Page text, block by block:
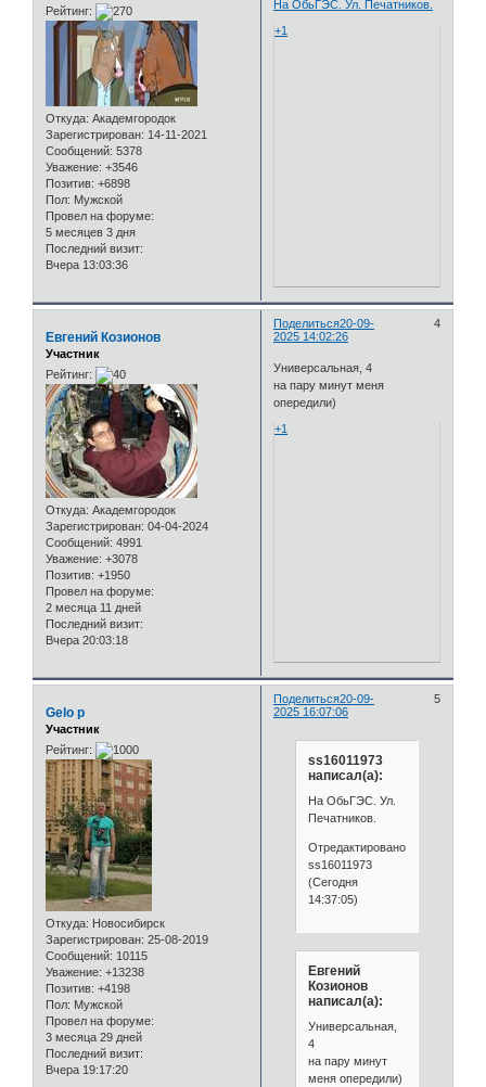
Рейтинг:
Откуда: Академгородок
Зарегистрирован: 14-11-2021
Сообщений: 5378
Уважение: +3546
Позитив: +6898
Пол: Мужской
Провел на форуме:
5 месяцев 3 дня
Последний визит:
Вчера 13:03:36
На ОбьГЭС. Ул. Печатников.
+1
Поделиться 4
20-09-
2025 14:02:26
Евгений Козионов
Участник
Рейтинг:
Откуда: Академгородок
Зарегистрирован: 04-04-2024
Сообщений: 4991
Уважение: +3078
Позитив: +1950
Провел на форуме:
2 месяца 11 дней
Последний визит:
Вчера 20:03:18
Универсальная, 4
на пару минут меня
опередили)
+1
Поделиться 5
20-09-
2025 16:07:06
Gelo p
Участник
Рейтинг:
Откуда: Новосибирск
Зарегистрирован: 25-08-2019
Сообщений: 10115
Уважение: +13238
Позитив: +4198
Пол: Мужской
Провел на форуме:
3 месяца 29 дней
Последний визит:
Вчера 19:17:20
ss16011973
написал(а):
На ОбьГЭС. Ул.
Печатников.
Отредактировано
ss16011973
(Сегодня
14:37:05)
Евгений
Козионов
написал(а):
Универсальная,
4
на пару минут
меня опередили)